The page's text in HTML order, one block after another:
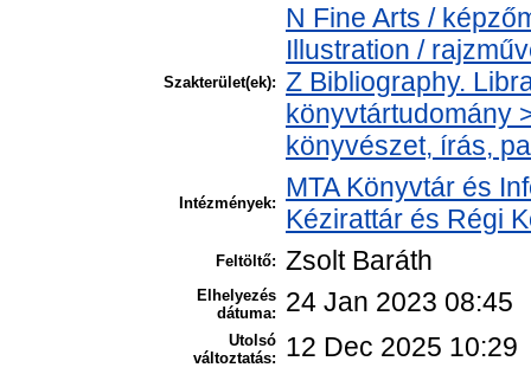
Szakterület(ek):
N Fine Arts /
Illustration /
Z Bibliography.
könyvtártudomány
könyvészet, írás,
Intézmények:
MTA Könyvtár és
Kézirattár és Régi
Feltöltő: Zsolt Baráth
Elhelyezés
dátuma:
24 Jan 2023 08:45
Utolsó
változtatás:
12 Dec 2025 10:29